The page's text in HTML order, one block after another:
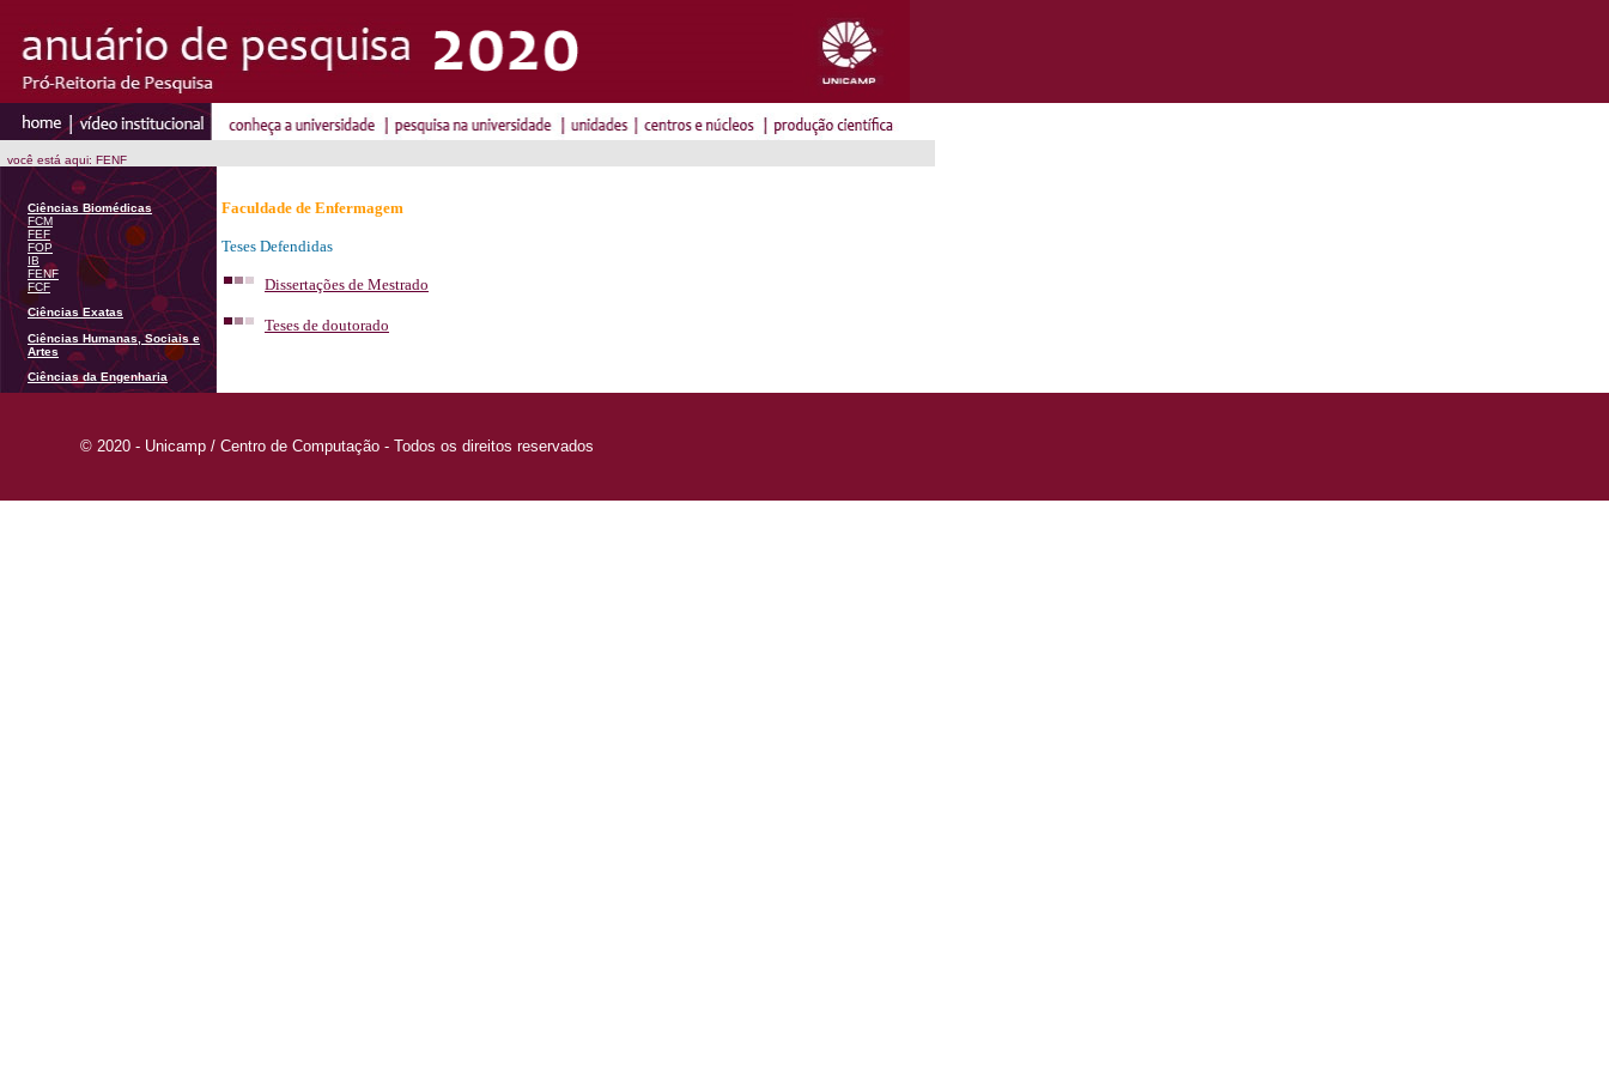
você está aqui: FENF
Ciências Biomédicas
FCM
FEF
FOP
IB
FENF
FCF
Ciências Exatas
Ciências Humanas, Sociais e
Artes
Ciências da Engenharia
Faculdade de Enfermagem
Teses Defendidas
Dissertações de Mestrado
Teses de doutorado
© 2020 - Unicamp / Centro de Computação - Todos os direitos reservados